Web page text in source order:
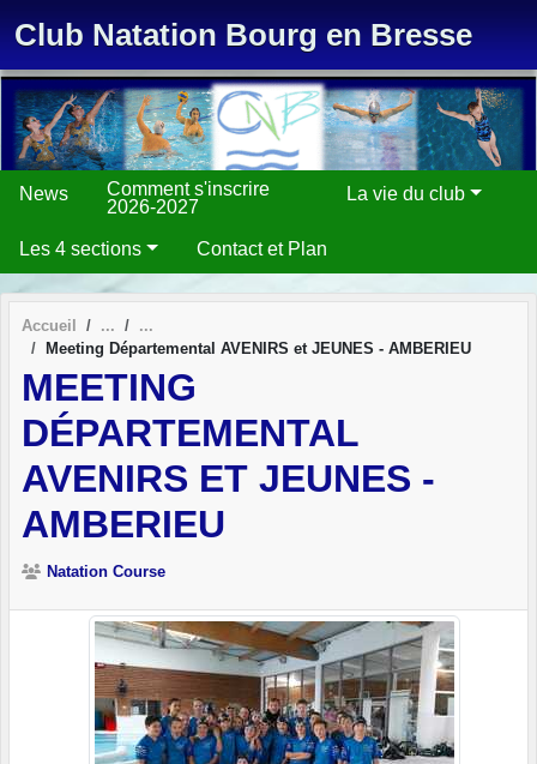
Club Natation Bourg en Bresse
News
Comment s'inscrire
2026-2027
La vie du club
Les 4 sections Contact et Plan
Accueil
Meeting Départemental AVENIRS et JEUNES - AMBERIEU
MEETING
DÉPARTEMENTAL
AVENIRS ET JEUNES -
AMBERIEU
Natation Course